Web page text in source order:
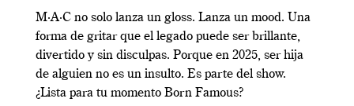
M·A·C no solo lanza un gloss. Lanza un mood. Una
forma de gritar que el legado puede ser brillante,
divertido y sin disculpas. Porque en 2025, ser hija
de alguien no es un insulto. Es parte del show.
¿Lista para tu momento Born Famous?